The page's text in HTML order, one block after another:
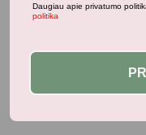
Daugiau apie privatumo
politika